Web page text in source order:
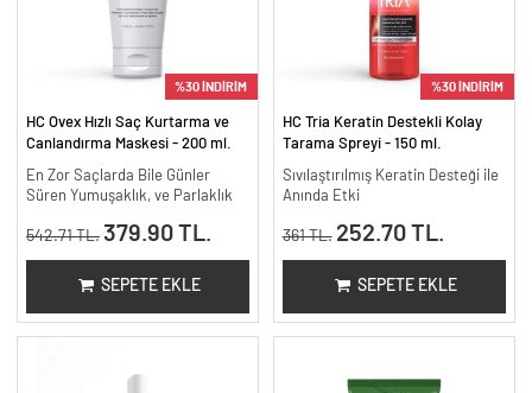
%30 İNDİRİM
HC Ovex Hızlı Saç Kurtarma ve
Canlandırma Maskesi - 200 ml.
En Zor Saçlarda Bile Günler
Süren Yumuşaklık, ve Parlaklık
542.71 TL. 379.90 TL.
SEPETE EKLE
%30 İNDİRİM
HC Tria Keratin Destekli Kolay
Tarama Spreyi - 150 ml.
Sıvılaştırılmış Keratin Desteği ile
Anında Etki
361 TL. 252.70 TL.
SEPETE EKLE